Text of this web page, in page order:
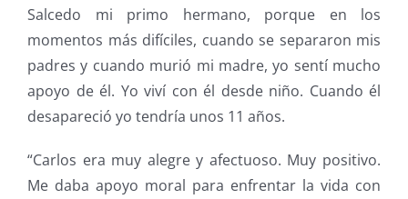
Salcedo mi primo hermano, porque en los
momentos más difíciles, cuando se separaron mis
padres y cuando murió mi madre, yo sentí mucho
apoyo de él. Yo viví con él desde niño. Cuando él
desapareció yo tendría unos 11 años.
“Carlos era muy alegre y afectuoso. Muy positivo.
Me daba apoyo moral para enfrentar la vida con